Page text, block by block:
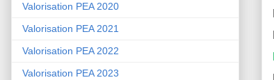
Valorisation PEA 2020
Valorisation PEA 2021
Valorisation PEA 2022
Valorisation PEA 2023